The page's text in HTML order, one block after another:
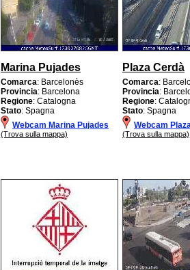
Marina Pujades
Comarca: Barcelonès
Provincia: Barcelona
Regione: Catalogna
Stato: Spagna
Webcam Marina Pujades
(Trova sulla mappa)
Plaza Cerdà
Comarca:
Provincia:
Regione:
Stato: Spagna
Webcam
(Trova sulla mappa)